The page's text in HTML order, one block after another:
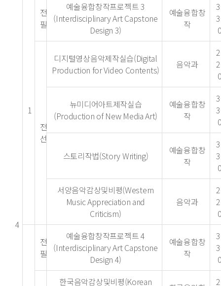
4
1
전
필
예술융합창작프로젝트 3
(Interdisciplinary Art Capstone
Design 3)
예술융합창
작
전
선
디지털영상음악제작실습(Digital
Production for Video Contents)
음악과
뉴미디어아트제작실습
(Production of New Media Art)
예술융합창
작
스토리작법(Story Writing)
예술융합창
작
서양음악감상및비평(Western
Music Appreciation and
Criticism)
음악과
전
필
예술융합창작프로젝트 4
(Interdisciplinary Art Capstone
Design 4)
예술융합창
작
한국음악감상및비평(Korean